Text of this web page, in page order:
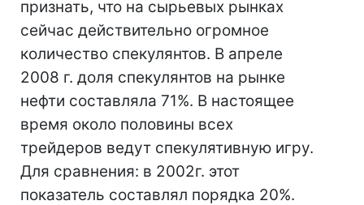
признать, что на сырьевых рынках
сейчас действительно огромное
количество спекулянтов. В апреле
2008 г. доля спекулянтов на рынке
нефти составляла 71%. В настоящее
время около половины всех
трейдеров ведут спекулятивную игру.
Для сравнения: в 2002г. этот
показатель составлял порядка 20%.